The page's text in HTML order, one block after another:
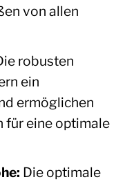
von allen
robusten
ein
ermöglichen
für eine optimale
Die optimale